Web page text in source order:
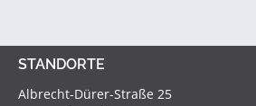
STANDORTE
Albrecht-Dürer-Straße 25